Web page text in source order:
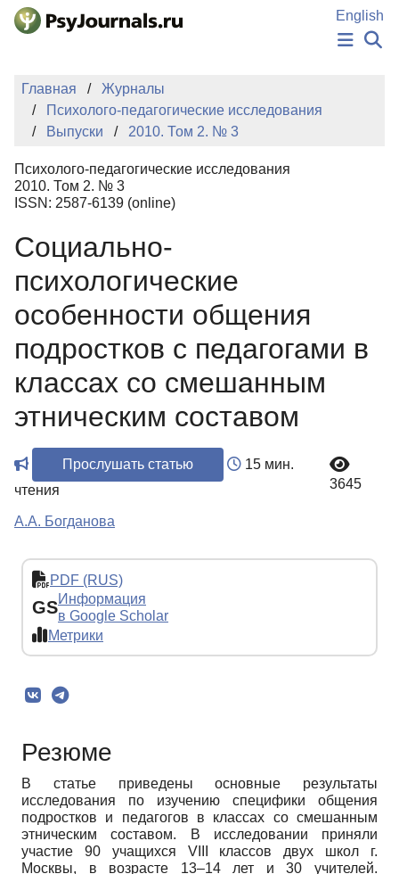
Перейти к основному содержанию
English
НОВОСТИ
АВТОРЫ
КЛЮЧЕВЫЕ СЛОВА
Регистрация
Главная
Журналы
Психолого-педагогические исследования
Выпуски
2010. Том 2. № 3
Психолого-педагогические исследования
2010. Том 2. № 3
ISSN: 2587-6139 (online)
Cоциально-
психологические
особенности общения
подростков с педагогами в
классах со смешанным
этническим составом
Прослушать статью
15 мин.
чтения
3645
А.А. Богданова
PDF (RUS)
GSИнформация
в Google Scholar
Метрики
Резюме
В статье приведены основные результаты
исследования по изучению специфики общения
подростков и педагогов в классах со смешанным
этническим составом. В исследовании приняли
участие 90 учащиxся VIII классов двух школ г.
Москвы, в возрасте 13–14 лет и 30 учителей.